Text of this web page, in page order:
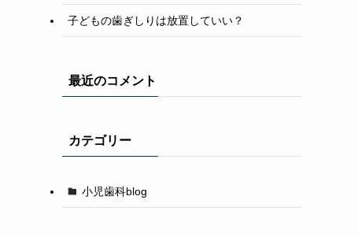
子どもの歯ぎしりは放置していい？
最近のコメント
カテゴリー
小児歯科blog